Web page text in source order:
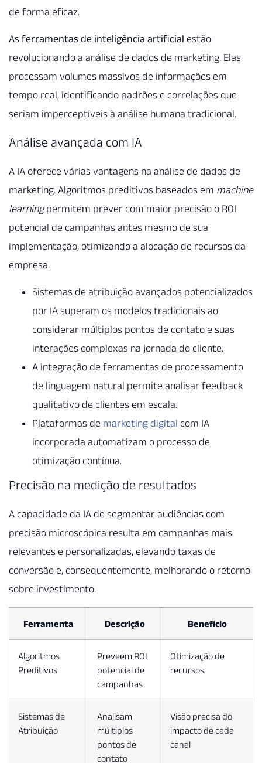
de forma eficaz.
As ferramentas de inteligência artificial estão
revolucionando a análise de dados de marketing. Elas
processam volumes massivos de informações em
tempo real, identificando padrões e correlações que
seriam imperceptíveis à análise humana tradicional.
Análise avançada com IA
A IA oferece várias vantagens na análise de dados de
marketing. Algoritmos preditivos baseados em machine
learningpermitem prever com maior precisão o ROI
potencial de campanhas antes mesmo de sua
implementação, otimizando a alocação de recursos da
empresa.
Sistemas de atribuição avançados potencializados
por IA superam os modelos tradicionais ao
considerar múltiplos pontos de contato e suas
interações complexas na jornada do cliente.
A integração de ferramentas de processamento
de linguagem natural permite analisar feedback
qualitativo de clientes em escala.
Plataformas de marketing digital com IA
incorporada automatizam o processo de
otimização contínua.
Precisão na medição de resultados
A capacidade da IA de segmentar audiências com
precisão microscópica resulta em campanhas mais
relevantes e personalizadas, elevando taxas de
conversão e, consequentemente, melhorando o retorno
sobre investimento.
Ferramenta Descrição Benefício
Algoritmos
Preditivos
Preveem ROI
potencial de
campanhas
Otimização de
recursos
Sistemas de
Atribuição
Analisam
múltiplos
pontos de
contato
Visão precisa do
impacto de cada
canal